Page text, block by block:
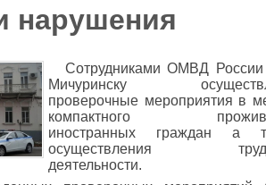
нарушения
Сотрудниками ОМВД России
Мичуринску
проверочные мероприятия в
компактного
иностранных граждан а
осуществления
деятельности.